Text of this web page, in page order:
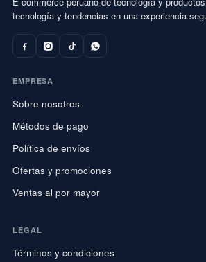
tecnología y tendencias en una experiencia
EMPRESA
Sobre nosotros
Métodos de pago
Política de envíos
Ofertas y promociones
Ventas al por mayor
LEGAL
Términos y condiciones